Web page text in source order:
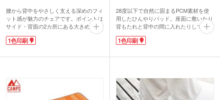
腰から背中をやさしく支える深めのフィ
ット感が魅力のチェアです。ポイントは
サイド・背面の2カ所にある大きめポケ
ット。ドリンクやスマホだけでなく、雑
誌やブランケットなども収納できます。
用できるものうれしいですね。
トで大活躍間違いなし。キャンペーンや
プレゼント企画にいかがでしょうか。
1色印刷
28度以下で自然に固まるPCM素材を使
用したひんやりパッド。座面に敷いたり
背もたれと背中の間に入れたりして身体
をクールダウンできるグッズです。冷凍
庫で約30分冷やせばクール度アップ！ア
お尻を冷やせて暑さ対策に。室内で使う
持ち運び便利なEVAポーチ付き。本体は
折りたたんで収納できます。ポーチには
オリジナル印刷が可能です。夏のキャン
1色印刷